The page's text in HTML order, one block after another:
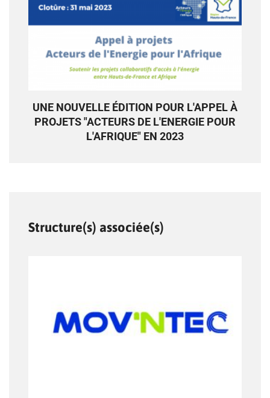
UNE NOUVELLE ÉDITION POUR L'APPEL À
PROJETS "ACTEURS DE L'ENERGIE POUR
L'AFRIQUE" EN 2023
Structure(s) associée(s)